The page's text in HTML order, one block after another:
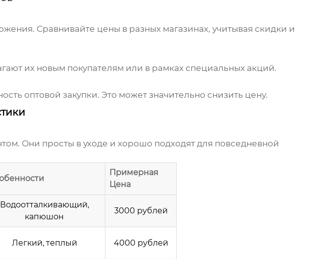
Сравнивайте цены в разных магазинах, учитывая скидки и
их новым покупателям или в рамках специальных акций.
оптовой закупки. Это может значительно снизить цену.
Они просты в уходе и хорошо подходят для повседневной
Примерная
Цена
Водоотталкивающий,
капюшон
3000 рублей
Легкий, теплый 4000 рублей